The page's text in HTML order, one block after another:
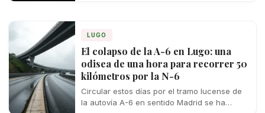
LUGO
El colapso de la A-6 en Lugo: una
odisea de una hora para recorrer 50
kilómetros por la N-6
Circular estos días por el tramo lucense de
la autovía A-6 en sentido Madrid se ha